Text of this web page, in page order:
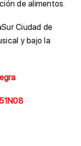
de alimentos.
Ciudad de
y bajo la